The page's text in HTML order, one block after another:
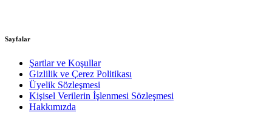
Sayfalar
Şartlar ve Koşullar
Gizlilik ve Çerez Politikası
Üyelik Sözleşmesi
Kişisel Verilerin İşlenmesi Sözleşmesi
Hakkımızda